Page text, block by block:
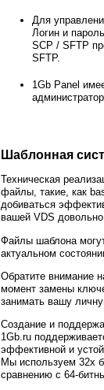
Для
Логин и
SCP / SFTP
SFTP.
1Gb Panel
Шаблонная
Техническая
файлы, такие, как
добиваться
вашей VDS
Файлы шаблона
актуальном
Обратите внимание
момент замены
занимать вашу
Создание и
1Gb.ru
эффективной и
Мы используем 32х
сравнению с 64-